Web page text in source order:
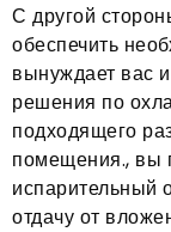
С другой
обеспечить
вынуждает вас
решения по
подходящего
помещения., вы
испарительный
отдачу от